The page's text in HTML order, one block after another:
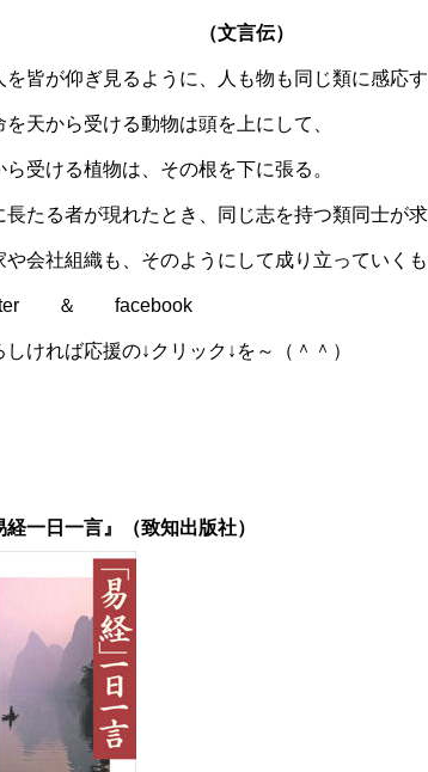
文言伝）
を皆が仰ぎ見るように、人も物も同じ類に感応
を天から受ける動物は頭を上にして、
ら受ける植物は、その根を下に張る。
長たる者が現れたとき、同じ志を持つ類同士が
や会社組織も、そのようにして成り立っていく
＆ facebook
しければ応援の↓クリック↓を～（＾＾）
経一日一言』（致知出版社）